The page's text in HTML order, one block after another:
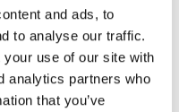
and ads, to
to analyse our traffic.
use of our site with
analytics partners who
that you’ve